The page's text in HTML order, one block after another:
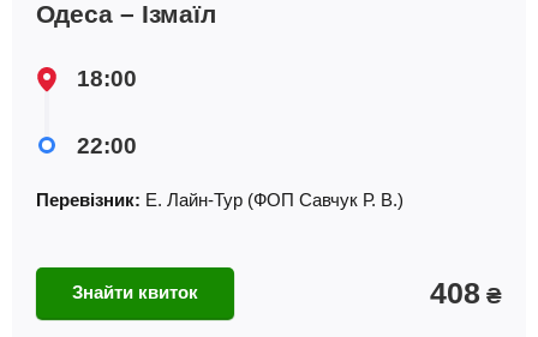
Одеса – Ізмаїл
18:00
22:00
Перевізник: Е. Лайн-Тур (ФОП Савчук Р. В.)
Знайти квиток 408 ₴